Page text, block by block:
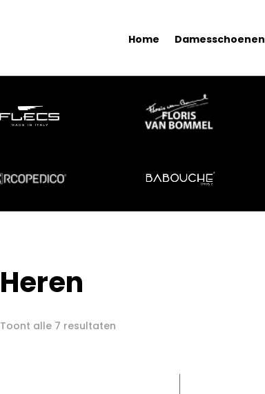
Home Damesschoenen
Heren
Toont alle 7 resultatenGesorteerd